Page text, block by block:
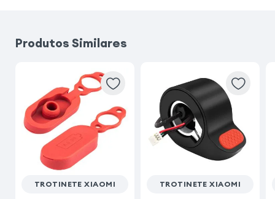
Produtos Similares
TROTINETE XIAOMI TROTINETE XIAOMI